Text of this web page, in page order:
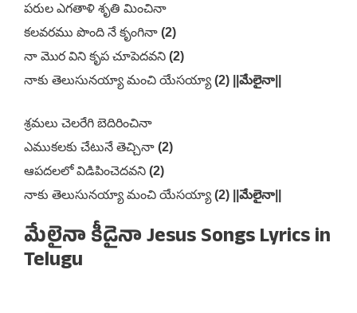
పరుల ఎగతాళి శృతి మించినా
కలవరము పొంది నే కృంగినా (2)
నా మొర విని కృప చూపెదవని (2)
నాకు తెలుసునయ్యా మంచి యేసయ్యా (2) ||మేలైనా||
శ్రమలు చెలరేగి బెదిరించినా
ఎముకలకు చేటునే తెచ్చినా (2)
ఆపదలలో విడిపించెదవని (2)
నాకు తెలుసునయ్యా మంచి యేసయ్యా (2) ||మేలైనా||
మేలైనా కీడైనా Jesus Songs Lyrics in
Telugu